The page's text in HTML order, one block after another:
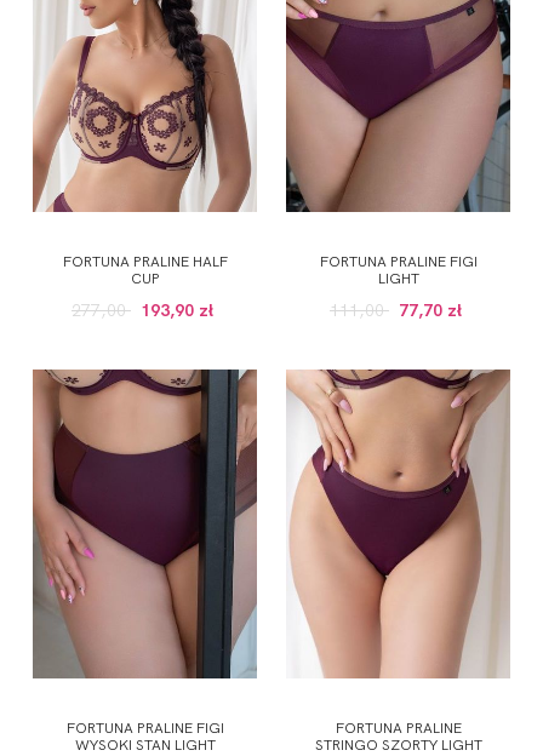
FORTUNA PRALINE HALF
CUP
277,00 193,90 zł
FORTUNA PRALINE FIGI
LIGHT
111,00 77,70 zł
FORTUNA PRALINE FIGI
WYSOKI STAN LIGHT
FORTUNA PRALINE
STRINGO SZORTY LIGHT